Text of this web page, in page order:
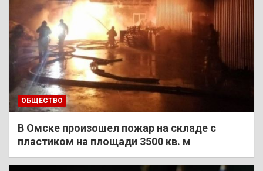
ОБЩЕСТВО
В Омске произошел пожар на складе с
пластиком на площади 3500 кв. м